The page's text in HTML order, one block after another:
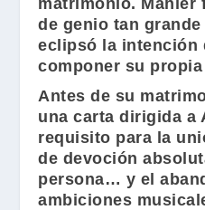
matrimonio. Mahler
de genio tan
eclipsó la intención
componer su
Antes de su
una carta dirigida a
requisito para la
de devoción
persona… y el
ambiciones